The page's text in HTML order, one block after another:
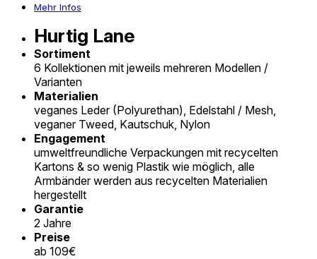
Mehr Infos
Hurtig Lane
Sortiment
6 Kollektionen mit jeweils mehreren Modellen /
Varianten
Materialien
veganes Leder (Polyurethan), Edelstahl / Mesh,
veganer Tweed, Kautschuk, Nylon
Engagement
umweltfreundliche Verpackungen mit recycelten
Kartons & so wenig Plastik wie möglich, alle
Armbänder werden aus recycelten Materialien
hergestellt
Garantie
2 Jahre
Preise
ab 109€